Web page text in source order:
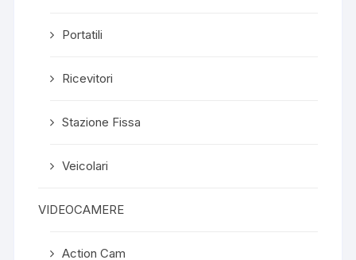
Portatili
Ricevitori
Stazione Fissa
Veicolari
VIDEOCAMERE
Action Cam